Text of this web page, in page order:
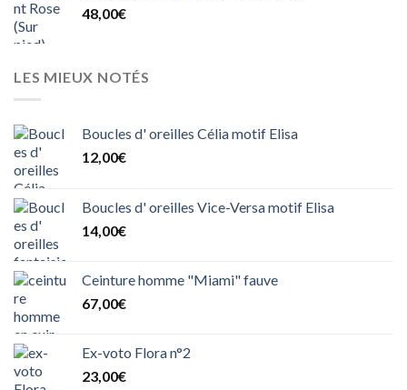
48,00€
LES MIEUX NOTÉS
Boucles d' oreilles Célia motif Elisa
12,00€
Boucles d' oreilles Vice-Versa motif Elisa
14,00€
Ceinture homme "Miami" fauve
67,00€
Ex-voto Flora n°2
23,00€